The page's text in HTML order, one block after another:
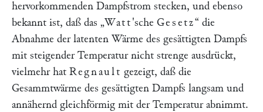
hervorkommenden Dampfstrom stecken, und ebenso
bekannt ist, daß das „Watt 'sche Gesetz“ die
Abnahme der latenten Wärme des gesättigten Dampfs
mit steigender Temperatur nicht strenge ausdrückt,
vielmehr hat Regnault gezeigt, daß die
Gesammtwärme des gesättigten Dampfs langsam und
annähernd gleichförmig mit der Temperatur abnimmt.